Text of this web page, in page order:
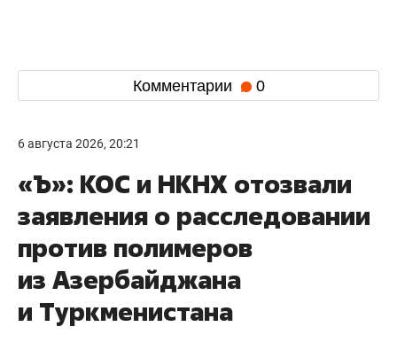
Комментарии 0
6 августа 2026, 20:21
«Ъ»: КОС и НКНХ отозвали
заявления о расследовании
против полимеров
из Азербайджана
и Туркменистана